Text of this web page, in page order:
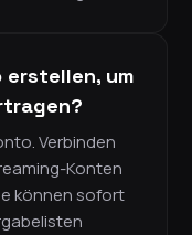
erstellen, um
Verbinden
Konten
können sofort